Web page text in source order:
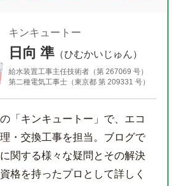
キンキュートー
日向 準 （ひむかいじゅん）
給水装置工事主任技術者（第 267069 号）
第二種電気工事士（東京都 第 209331 号）
の「キンキュートー」で、エコ
・交換工事を担当。ブログで
関する様々な疑問とその解決
格を持ったプロとして詳しく